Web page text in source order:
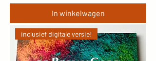
In winkelwagen
inclusief digitale versie!